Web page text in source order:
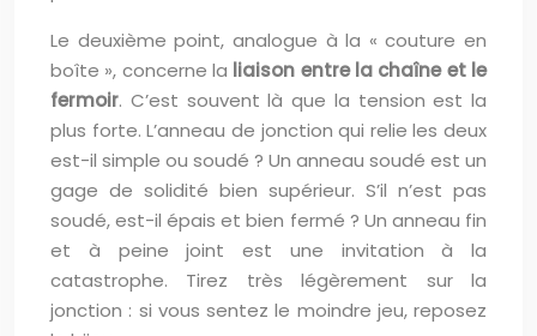
Le deuxième point, analogue à la « couture en
boîte », concerne la liaison entre la chaîne et le
fermoir. C’est souvent là que la tension est la
plus forte. L’anneau de jonction qui relie les deux
est-il simple ou soudé ? Un anneau soudé est un
gage de solidité bien supérieur. S’il n’est pas
soudé, est-il épais et bien fermé ? Un anneau fin
et à peine joint est une invitation à la
catastrophe. Tirez très légèrement sur la
jonction : si vous sentez le moindre jeu, reposez